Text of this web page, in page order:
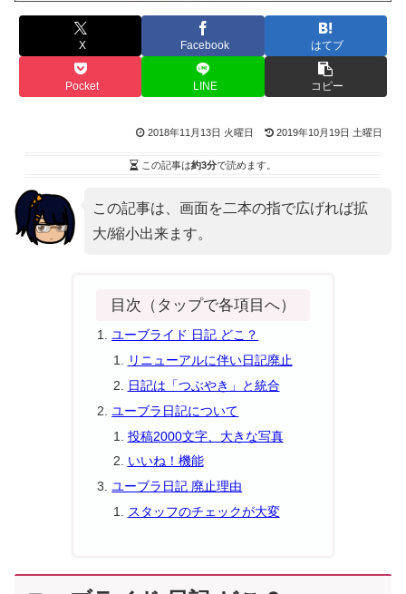
X Facebook はてブ
Pocket LINE コピー
2018年11月13日 火曜日 2019年10月19日 土曜日
この記事は約3分で読めます。
この記事は、画面を二本の指で広げれば拡
大/縮小出来ます。
目次（タップで各項目へ）
ユーブライド 日記 どこ？
リニューアルに伴い日記廃止
日記は「つぶやき」と統合
ユーブラ日記について
投稿2000文字、大きな写真
いいね！機能
ユーブラ日記 廃止理由
スタッフのチェックが大変